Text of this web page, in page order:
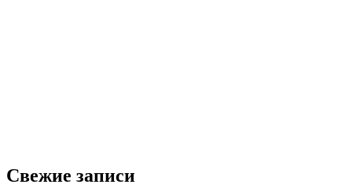
Свежие записи